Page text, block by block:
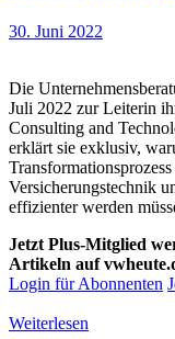
30. Juni 2022
Die
Juli 2022 zur Leiterin
Consulting and
erklärt sie exklusiv,
Versicherungstechnik
effizienter werden
Jetzt Plus-Mitglied
Artikeln auf
Login für Abonnenten
Weiterlesen